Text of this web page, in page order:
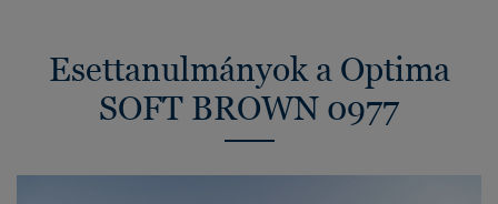
Esettanulmányok a Optima
SOFT BROWN 0977